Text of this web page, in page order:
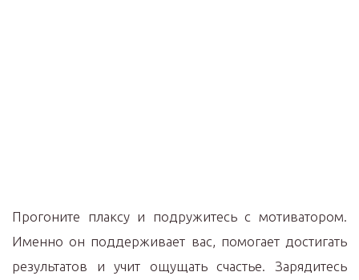
Прогоните плаксу и подружитесь с мотиватором.
Именно он поддерживает вас, помогает достигать
результатов и учит ощущать счастье. Зарядитесь